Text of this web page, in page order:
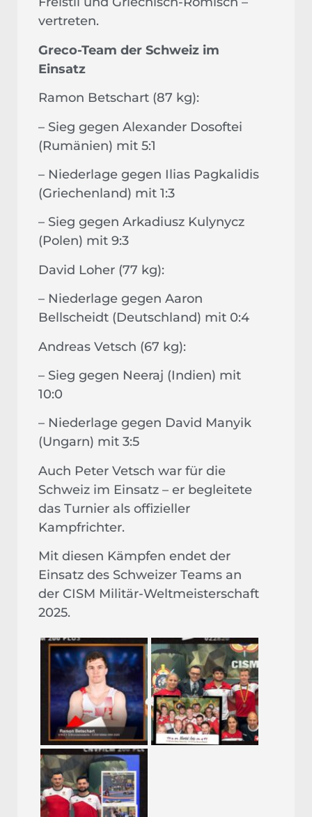
vertreten.
Greco-Team der Schweiz im
Einsatz
Ramon Betschart (87 kg):
– Sieg gegen Alexander Dosoftei
(Rumänien) mit 5:1
– Niederlage gegen Ilias Pagkalidis
(Griechenland) mit 1:3
– Sieg gegen Arkadiusz Kulynycz
(Polen) mit 9:3
David Loher (77 kg):
– Niederlage gegen Aaron
Bellscheidt (Deutschland) mit 0:4
Andreas Vetsch (67 kg):
– Sieg gegen Neeraj (Indien) mit
10:0
– Niederlage gegen David Manyik
(Ungarn) mit 3:5
Auch Peter Vetsch war für die
Schweiz im Einsatz – er begleitete
das Turnier als offizieller
Kampfrichter.
Mit diesen Kämpfen endet der
Einsatz des Schweizer Teams an
der CISM Militär-Weltmeisterschaft
2025.